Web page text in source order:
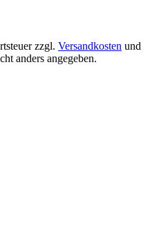
zzgl. Versandkosten und
anders angegeben.